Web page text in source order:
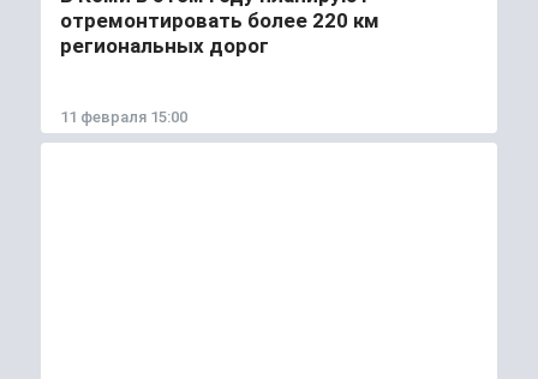
отремонтировать более 220 км
региональных дорог
11 февраля 15:00